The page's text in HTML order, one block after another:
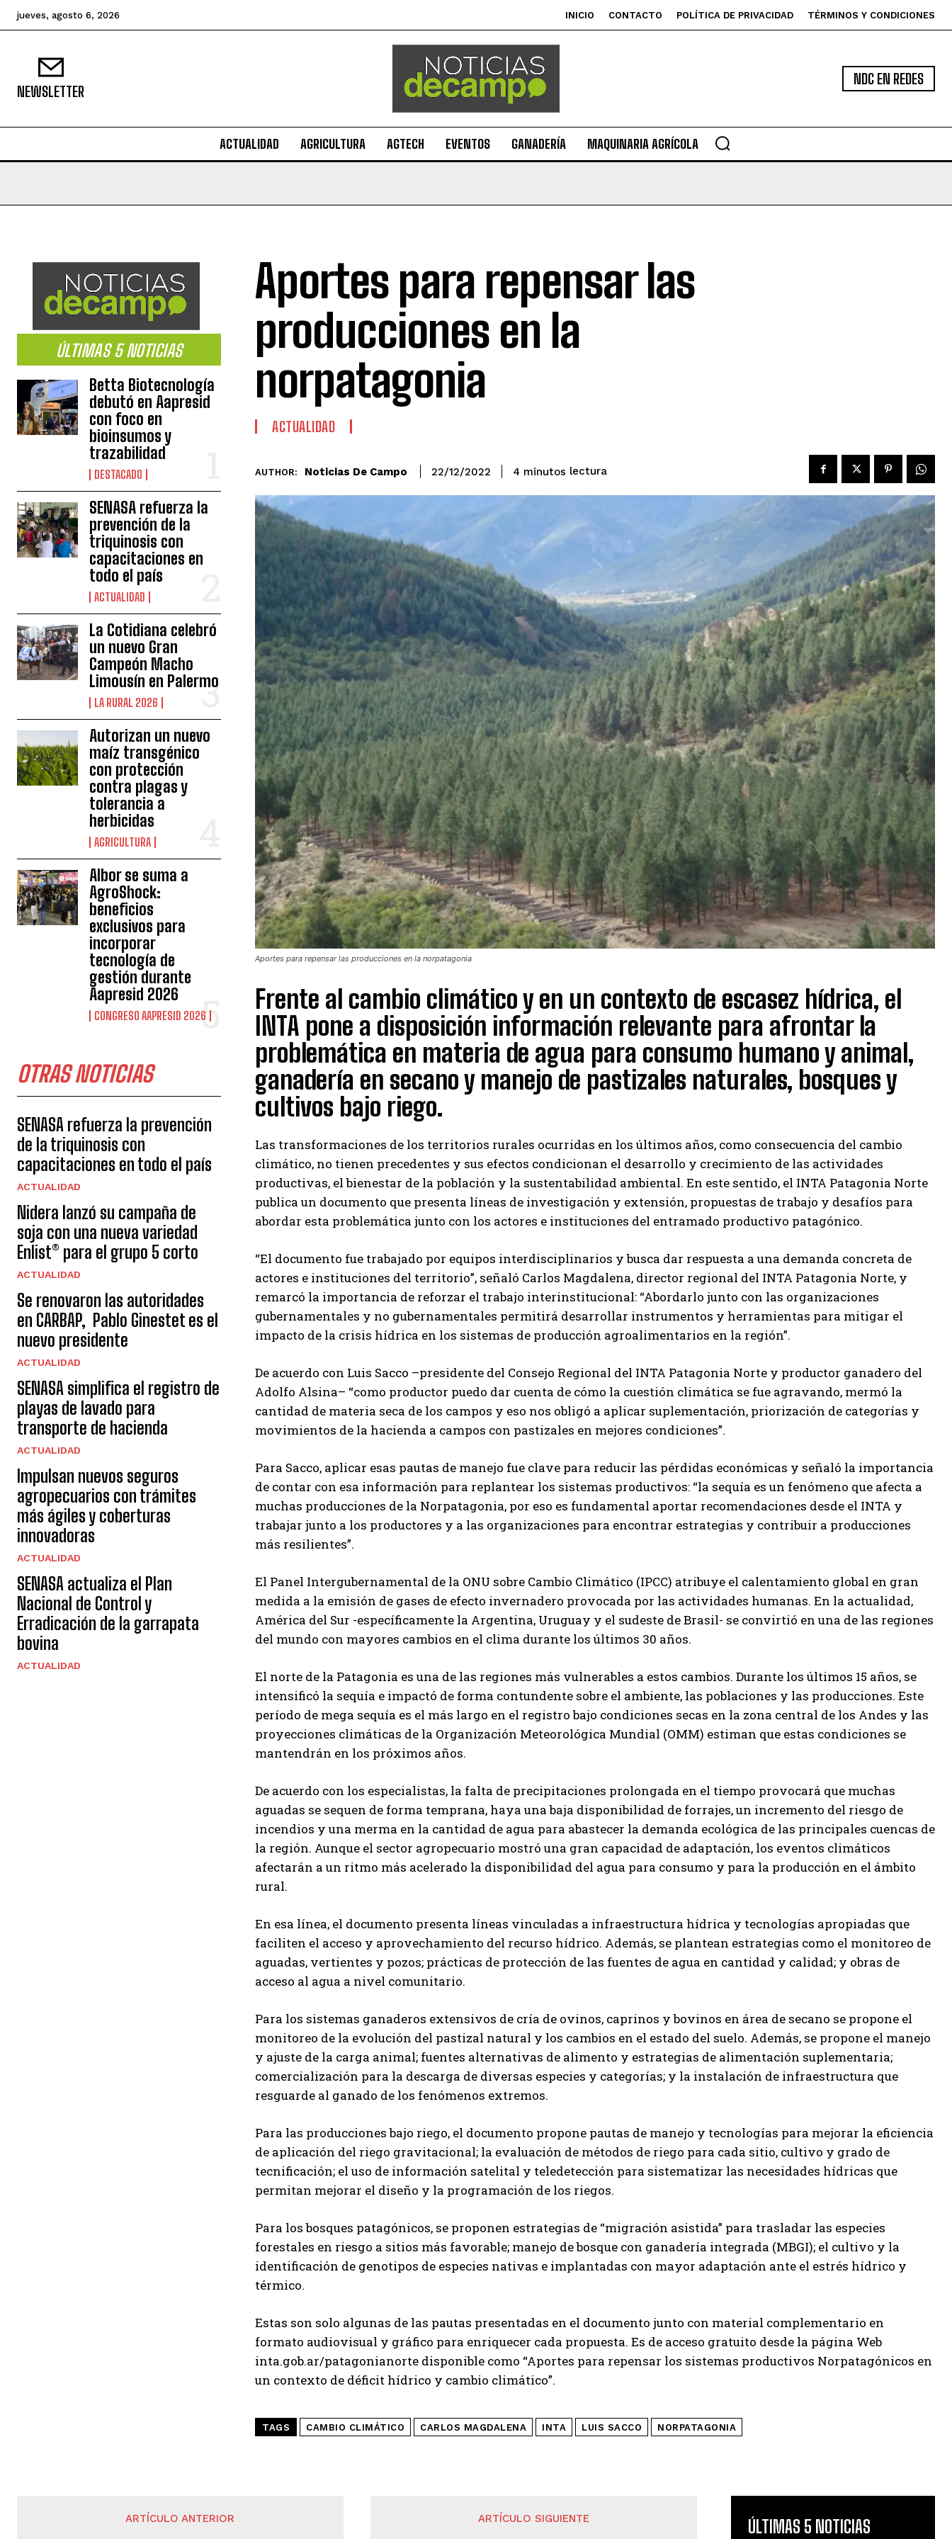
Suscribite al Newsletter
QUIERO SUSCRIBIRME
Política de Privacidad
jueves, agosto 6, 2026 INICIO CONTACTO POLÍTICA DE PRIVACIDAD TÉRMINOS Y CONDICIONES
NEWSLETTER
NDC EN REDES
ACTUALIDAD AGRICULTURA AGTECH EVENTOS GANADERÍA MAQUINARIA AGRÍCOLA
ÚLTIMAS 5 NOTICIAS
Betta Biotecnología
debutó en Aapresid
con foco en
bioinsumos y
trazabilidad
DESTACADO
SENASA refuerza la
prevención de la
triquinosis con
capacitaciones en
todo el país
ACTUALIDAD
La Cotidiana celebró
un nuevo Gran
Campeón Macho
Limousín en Palermo
LA RURAL 2026
Autorizan un nuevo
maíz transgénico
con protección
contra plagas y
tolerancia a
herbicidas
AGRICULTURA
Albor se suma a
AgroShock:
beneficios
exclusivos para
incorporar
tecnología de
gestión durante
Aapresid 2026
CONGRESO AAPRESID 2026
OTRAS NOTICIAS
SENASA refuerza la prevención
de la triquinosis con
capacitaciones en todo el país
ACTUALIDAD
Nidera lanzó su campaña de
soja con una nueva variedad
Enlist® para el grupo 5 corto
ACTUALIDAD
Se renovaron las autoridades
en CARBAP, Pablo Ginestet es el
nuevo presidente
ACTUALIDAD
SENASA simplifica el registro de
playas de lavado para
transporte de hacienda
ACTUALIDAD
Impulsan nuevos seguros
agropecuarios con trámites
más ágiles y coberturas
innovadoras
ACTUALIDAD
SENASA actualiza el Plan
Nacional de Control y
Erradicación de la garrapata
bovina
ACTUALIDAD
Aportes para repensar las
producciones en la
norpatagonia
ACTUALIDAD
AUTHOR: Noticias De Campo 22/12/2022 4 minutos lectura
Aportes para repensar las producciones en la norpatagonia
Frente al cambio climático y en un contexto de escasez hídrica, el
INTA pone a disposición información relevante para afrontar la
problemática en materia de agua para consumo humano y animal,
ganadería en secano y manejo de pastizales naturales, bosques y
cultivos bajo riego.
Las transformaciones de los territorios rurales ocurridas en los últimos años, como consecuencia del cambio
climático, no tienen precedentes y sus efectos condicionan el desarrollo y crecimiento de las actividades
productivas, el bienestar de la población y la sustentabilidad ambiental. En este sentido, el INTA Patagonia Norte
publica un documento que presenta líneas de investigación y extensión, propuestas de trabajo y desafíos para
abordar esta problemática junto con los actores e instituciones del entramado productivo patagónico.
“El documento fue trabajado por equipos interdisciplinarios y busca dar respuesta a una demanda concreta de
actores e instituciones del territorio”, señaló Carlos Magdalena, director regional del INTA Patagonia Norte, y
remarcó la importancia de reforzar el trabajo interinstitucional: “Abordarlo junto con las organizaciones
gubernamentales y no gubernamentales permitirá desarrollar instrumentos y herramientas para mitigar el
impacto de la crisis hídrica en los sistemas de producción agroalimentarios en la región”.
De acuerdo con Luis Sacco –presidente del Consejo Regional del INTA Patagonia Norte y productor ganadero del
Adolfo Alsina– “como productor puedo dar cuenta de cómo la cuestión climática se fue agravando, mermó la
cantidad de materia seca de los campos y eso nos obligó a aplicar suplementación, priorización de categorías y
movimientos de la hacienda a campos con pastizales en mejores condiciones”.
Para Sacco, aplicar esas pautas de manejo fue clave para reducir las pérdidas económicas y señaló la importancia
de contar con esa información para replantear los sistemas productivos: “la sequía es un fenómeno que afecta a
muchas producciones de la Norpatagonia, por eso es fundamental aportar recomendaciones desde el INTA y
trabajar junto a los productores y a las organizaciones para encontrar estrategias y contribuir a producciones
más resilientes”.
El Panel Intergubernamental de la ONU sobre Cambio Climático (IPCC) atribuye el calentamiento global en gran
medida a la emisión de gases de efecto invernadero provocada por las actividades humanas. En la actualidad,
América del Sur -específicamente la Argentina, Uruguay y el sudeste de Brasil- se convirtió en una de las regiones
del mundo con mayores cambios en el clima durante los últimos 30 años.
El norte de la Patagonia es una de las regiones más vulnerables a estos cambios. Durante los últimos 15 años, se
intensificó la sequía e impactó de forma contundente sobre el ambiente, las poblaciones y las producciones. Este
período de mega sequía es el más largo en el registro bajo condiciones secas en la zona central de los Andes y las
proyecciones climáticas de la Organización Meteorológica Mundial (OMM) estiman que estas condiciones se
mantendrán en los próximos años.
De acuerdo con los especialistas, la falta de precipitaciones prolongada en el tiempo provocará que muchas
aguadas se sequen de forma temprana, haya una baja disponibilidad de forrajes, un incremento del riesgo de
incendios y una merma en la cantidad de agua para abastecer la demanda ecológica de las principales cuencas de
la región. Aunque el sector agropecuario mostró una gran capacidad de adaptación, los eventos climáticos
afectarán a un ritmo más acelerado la disponibilidad del agua para consumo y para la producción en el ámbito
rural.
En esa línea, el documento presenta líneas vinculadas a infraestructura hídrica y tecnologías apropiadas que
faciliten el acceso y aprovechamiento del recurso hídrico. Además, se plantean estrategias como el monitoreo de
aguadas, vertientes y pozos; prácticas de protección de las fuentes de agua en cantidad y calidad; y obras de
acceso al agua a nivel comunitario.
Para los sistemas ganaderos extensivos de cría de ovinos, caprinos y bovinos en área de secano se propone el
monitoreo de la evolución del pastizal natural y los cambios en el estado del suelo. Además, se propone el manejo
y ajuste de la carga animal; fuentes alternativas de alimento y estrategias de alimentación suplementaria;
comercialización para la descarga de diversas especies y categorías; y la instalación de infraestructura que
resguarde al ganado de los fenómenos extremos.
Para las producciones bajo riego, el documento propone pautas de manejo y tecnologías para mejorar la eficiencia
de aplicación del riego gravitacional; la evaluación de métodos de riego para cada sitio, cultivo y grado de
tecnificación; el uso de información satelital y teledetección para sistematizar las necesidades hídricas que
permitan mejorar el diseño y la programación de los riegos.
Para los bosques patagónicos, se proponen estrategias de “migración asistida” para trasladar las especies
forestales en riesgo a sitios más favorable; manejo de bosque con ganadería integrada (MBGI); el cultivo y la
identificación de genotipos de especies nativas e implantadas con mayor adaptación ante el estrés hídrico y
térmico.
Estas son solo algunas de las pautas presentadas en el documento junto con material complementario en
formato audiovisual y gráfico para enriquecer cada propuesta. Es de acceso gratuito desde la página Web
inta.gob.ar/patagonianorte disponible como “Aportes para repensar los sistemas productivos Norpatagónicos en
un contexto de déficit hídrico y cambio climático”.
TAGS CAMBIO CLIMÁTICO CARLOS MAGDALENA INTA LUIS SACCO NORPATAGONIA
ARTÍCULO ANTERIOR ARTÍCULO SIGUIENTE ÚLTIMAS 5 NOTICIAS